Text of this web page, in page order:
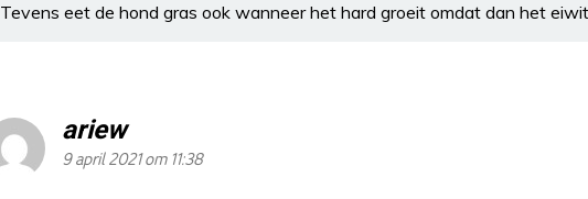
Tevens eet de hond gras ook wanneer het hard groeit omdat dan het
ariew
9 april 2021 om 11:38